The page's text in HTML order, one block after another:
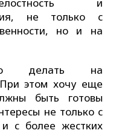
и
не только с
но и на
делать на
При этом хочу еще
быть готовы
не только с
с более жестких